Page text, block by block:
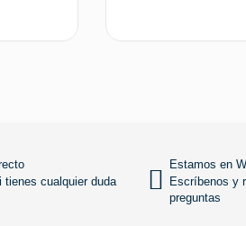
tienes cualquier duda
Estamos en
Escríbenos y
preguntas